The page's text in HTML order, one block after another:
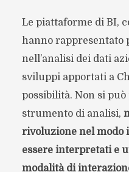
Le piattaforme di BI,
hanno rappresentato
nell’analisi dei dati
sviluppi apportati a
possibilità. Non si
strumento di analisi,
rivoluzione nel modo
essere interpretati e
modalità di